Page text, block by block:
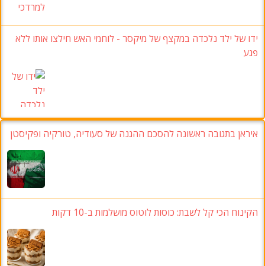
ידו של ילד נלכדה במקצף של מיקסר - לוחמי האש חילצו אותו ללא
פגע
איראן בתגובה ראשונה להסכם ההגנה של סעודיה, טורקיה ופקיסטן
הקינוח הכי קל לשבת: כוסות לוטוס מושלמות ב-10 דקות